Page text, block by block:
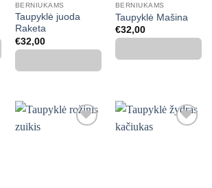
BERNIUKAMS
Taupyklė juoda
Raketa
€32,00
BERNIUKAMS
Taupyklė Mašina
€32,00